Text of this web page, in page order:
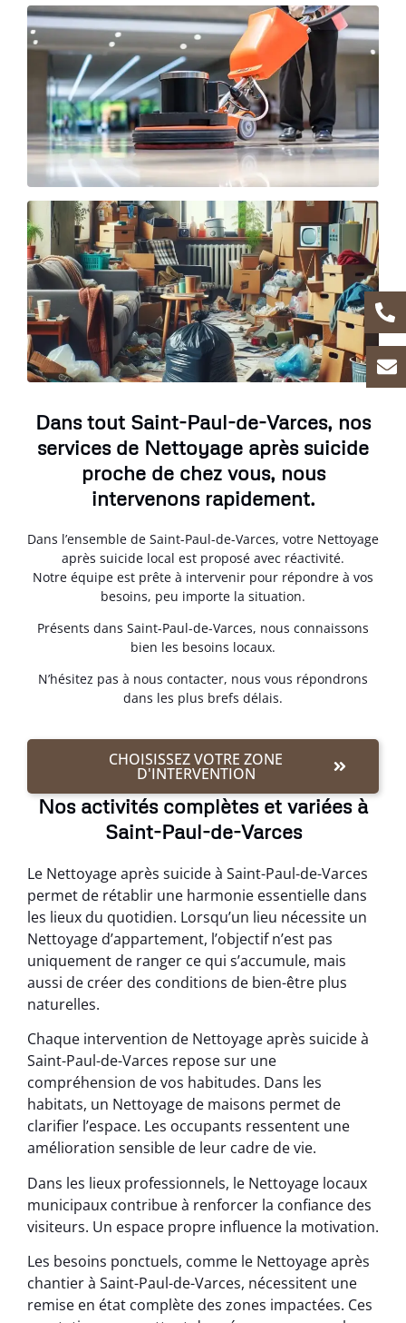
Dans tout Saint-Paul-de-Varces, nos
services de Nettoyage après suicide
proche de chez vous, nous
intervenons rapidement.
Dans l’ensemble de Saint-Paul-de-Varces, votre Nettoyage
après suicide local est proposé avec réactivité.
Notre équipe est prête à intervenir pour répondre à vos
besoins, peu importe la situation.
Présents dans Saint-Paul-de-Varces, nous connaissons
bien les besoins locaux.
N’hésitez pas à nous contacter, nous vous répondrons
dans les plus brefs délais.
CHOISISSEZ VOTRE ZONE
D'INTERVENTION
Nos activités complètes et variées à
Saint-Paul-de-Varces
Le Nettoyage après suicide à Saint-Paul-de-Varces
permet de rétablir une harmonie essentielle dans
les lieux du quotidien. Lorsqu’un lieu nécessite un
Nettoyage d’appartement, l’objectif n’est pas
uniquement de ranger ce qui s’accumule, mais
aussi de créer des conditions de bien-être plus
naturelles.
Chaque intervention de Nettoyage après suicide à
Saint-Paul-de-Varces repose sur une
compréhension de vos habitudes. Dans les
habitats, un Nettoyage de maisons permet de
clarifier l’espace. Les occupants ressentent une
amélioration sensible de leur cadre de vie.
Dans les lieux professionnels, le Nettoyage locaux
municipaux contribue à renforcer la confiance des
visiteurs. Un espace propre influence la motivation.
Les besoins ponctuels, comme le Nettoyage après
chantier à Saint-Paul-de-Varces, nécessitent une
remise en état complète des zones impactées. Ces